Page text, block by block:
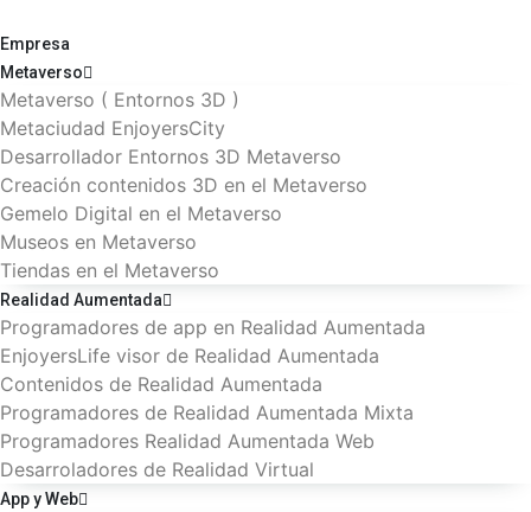
Empresa
Metaverso
Metaverso ( Entornos 3D )
Metaciudad EnjoyersCity
Desarrollador Entornos 3D Metaverso
Creación contenidos 3D en el Metaverso
Gemelo Digital en el Metaverso
Museos en Metaverso
Tiendas en el Metaverso
Realidad Aumentada
Programadores de app en Realidad Aumentada
EnjoyersLife visor de Realidad Aumentada
Contenidos de Realidad Aumentada
Programadores de Realidad Aumentada Mixta
Programadores Realidad Aumentada Web
Desarroladores de Realidad Virtual
App y Web